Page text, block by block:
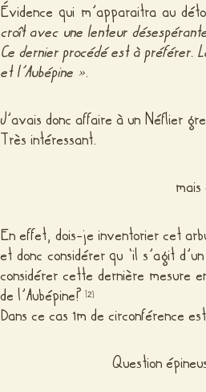
Évidence qui m’apparaitra au
croît avec une lenteur
Ce dernier procédé est à préférer.
et l’Aubépine ».
J’avais donc affaire à un Néflier
Très intéressant.
En effet, dois-je inventorier cet
et donc considérer qu ‘il s’agit
considérer cette dernière mesure
de l’Aubépine?[2]
Dans ce cas 1m de circonférence
Question